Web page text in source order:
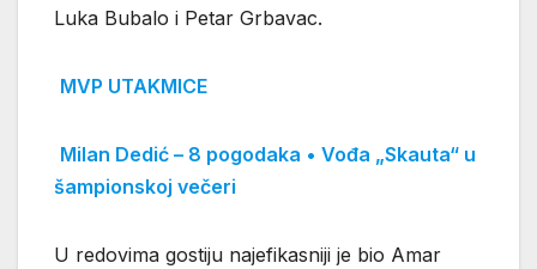
Luka Bubalo i Petar Grbavac.
MVP UTAKMICE
Milan Dedić – 8 pogodaka • Vođa „Skauta“ u
šampionskoj večeri
U redovima gostiju najefikasniji je bio Amar